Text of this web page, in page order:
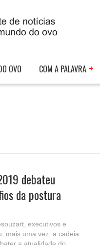
OVO COM A PALAVRA
debateu
da postura
executivos e
mais uma vez, a cadeia